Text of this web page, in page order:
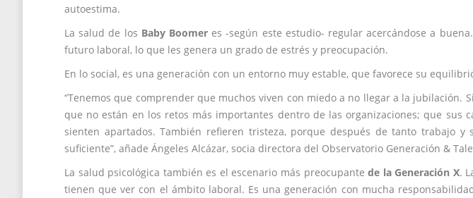
autoestima.
La salud de los Baby Boomeres -según este estudio- regular acercándose a
futuro laboral, lo que les genera un grado de estrés y preocupación.
En lo social, es una generación con un entorno muy estable, que favorece su
“Tenemos que comprender que muchos viven con miedo a no llegar a la jubilación.
que no están en los retos más importantes dentro de las organizaciones; que sus
sienten apartados. También refieren tristeza, porque después de tanto trabajo y
suficiente”, añade Ángeles Alcázar, socia directora del Observatorio Generación &
La salud psicológica también es el escenario más preocupantede la Generación X.
tienen que ver con el ámbito laboral. Es una generación con mucha